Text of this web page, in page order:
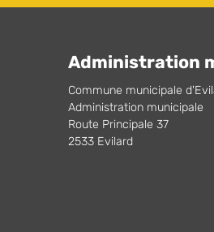
Administration
Commune municipale
Administration municipale
Route Principale 37
2533 Evilard